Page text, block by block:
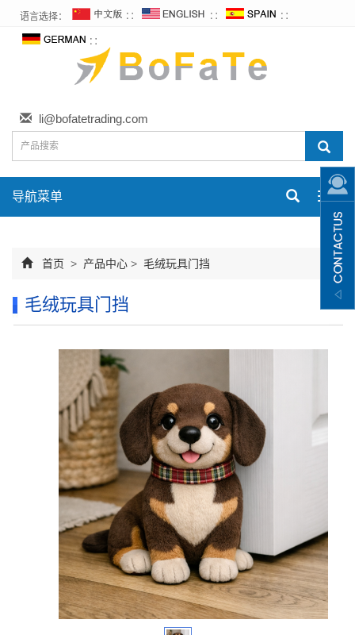
语言选择： ∷ ∷ ∷
∷
li@bofatetrading.com
导航菜单
首页 > 产品中心 > 毛绒玩具门挡
毛绒玩具门挡